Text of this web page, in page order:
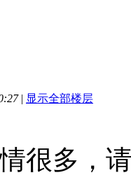
| 显示全部楼层
很多，